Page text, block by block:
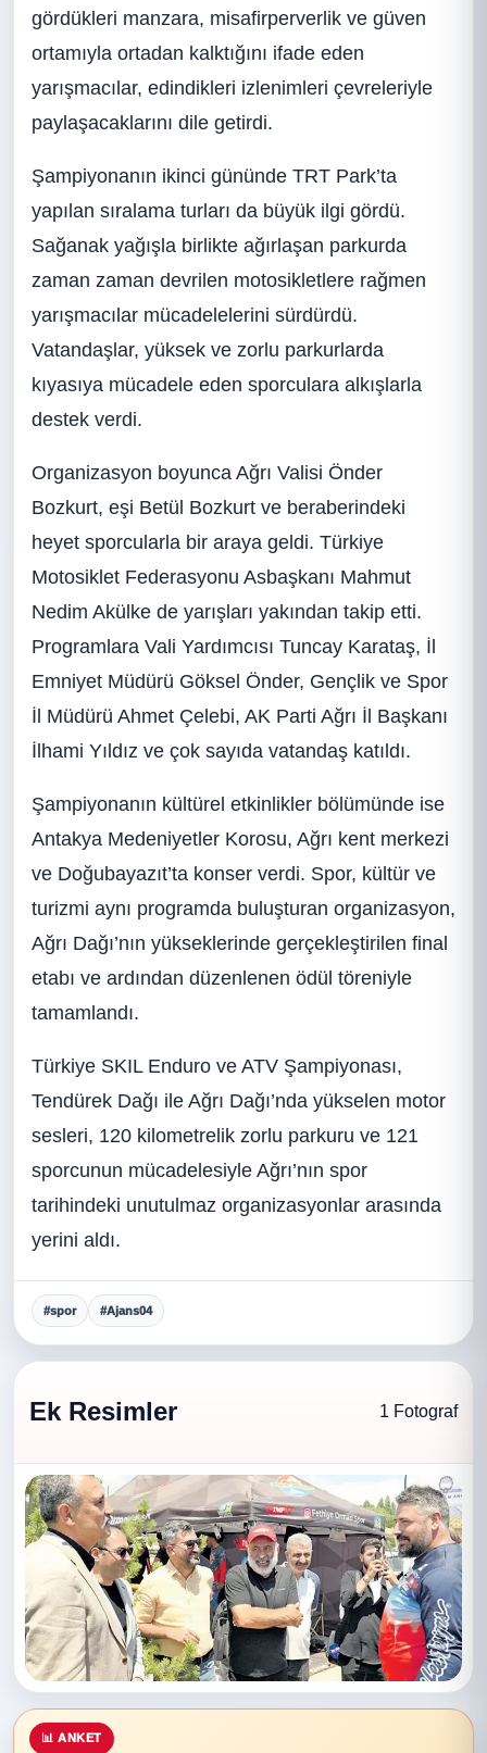
gördükleri manzara, misafirperverlik ve güven
ortamıyla ortadan kalktığını ifade eden
yarışmacılar, edindikleri izlenimleri çevreleriyle
paylaşacaklarını dile getirdi.
Şampiyonanın ikinci gününde TRT Park’ta
yapılan sıralama turları da büyük ilgi gördü.
Sağanak yağışla birlikte ağırlaşan parkurda
zaman zaman devrilen motosikletlere rağmen
yarışmacılar mücadelelerini sürdürdü.
Vatandaşlar, yüksek ve zorlu parkurlarda
kıyasıya mücadele eden sporculara alkışlarla
destek verdi.
Organizasyon boyunca Ağrı Valisi Önder
Bozkurt, eşi Betül Bozkurt ve beraberindeki
heyet sporcularla bir araya geldi. Türkiye
Motosiklet Federasyonu Asbaşkanı Mahmut
Nedim Akülke de yarışları yakından takip etti.
Programlara Vali Yardımcısı Tuncay Karataş, İl
Emniyet Müdürü Göksel Önder, Gençlik ve Spor
İl Müdürü Ahmet Çelebi, AK Parti Ağrı İl Başkanı
İlhami Yıldız ve çok sayıda vatandaş katıldı.
Şampiyonanın kültürel etkinlikler bölümünde ise
Antakya Medeniyetler Korosu, Ağrı kent merkezi
ve Doğubayazıt’ta konser verdi. Spor, kültür ve
turizmi aynı programda buluşturan organizasyon,
Ağrı Dağı’nın yükseklerinde gerçekleştirilen final
etabı ve ardından düzenlenen ödül töreniyle
tamamlandı.
Türkiye SKIL Enduro ve ATV Şampiyonası,
Tendürek Dağı ile Ağrı Dağı’nda yükselen motor
sesleri, 120 kilometrelik zorlu parkuru ve 121
sporcunun mücadelesiyle Ağrı’nın spor
tarihindeki unutulmaz organizasyonlar arasında
yerini aldı.
#spor #Ajans04
Ek Resimler 1 Fotograf
📊 ANKET